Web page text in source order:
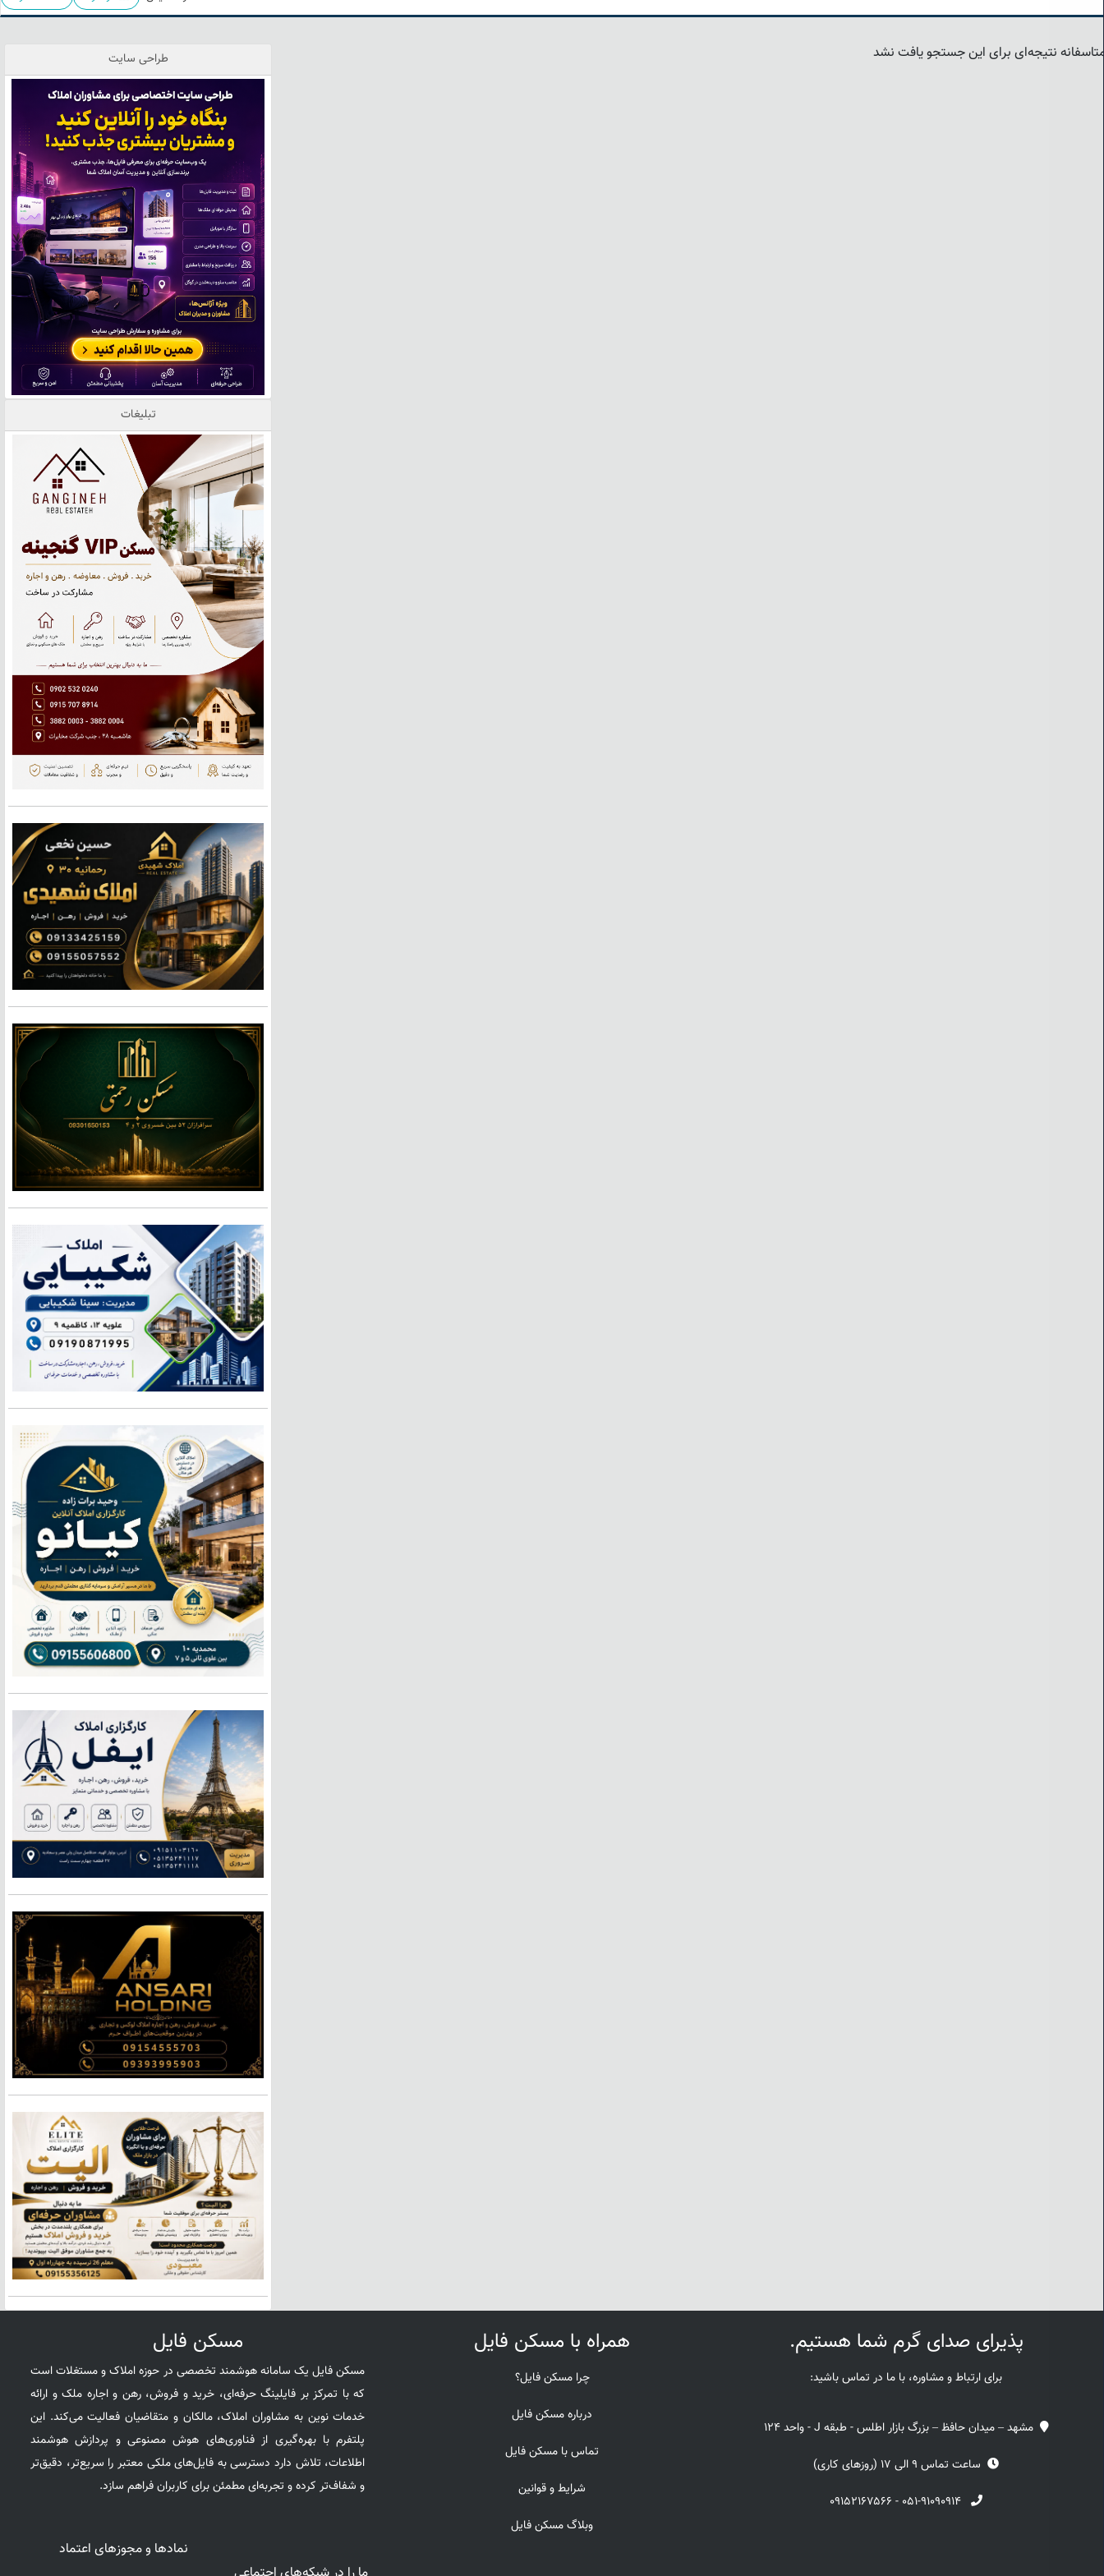
نتیجه‌ای برای این جستجو یافت نشد طراحی سایت
تبلیغات
پذیرای صدای گرم شما هستیم.
برای ارتباط و مشاوره، با ما در تماس باشید:
مشهد – میدان حافظ – بزرگ بازار اطلس - طبقه J - واحد 124
ساعت تماس 9 الی 17 (روزهای کاری)
۰۵۱-۹۱۰۹۰۹۱۴ - ۰۹۱۵۲۱۶۷۵۶۶
همراه با مسکن فایل
چرا مسکن فایل؟
درباره مسکن فایل
تماس با مسکن فایل
شرایط و قوانین
وبلاگ مسکن فایل
مسکن فایل
مسکن فایل یک سامانه هوشمند تخصصی در حوزه املاک و مستغلات است
که با تمرکز بر فایلینگ حرفه‌ای، خرید و فروش، رهن و اجاره ملک و ارائه
خدمات نوین به مشاوران املاک، مالکان و متقاضیان فعالیت می‌کند. این
پلتفرم با بهره‌گیری از فناوری‌های هوش مصنوعی و پردازش هوشمند
اطلاعات، تلاش دارد دسترسی به فایل‌های ملکی معتبر را سریع‌تر، دقیق‌تر
و شفاف‌تر کرده و تجربه‌ای مطمئن برای کاربران فراهم سازد.
نمادها و مجوزهای اعتماد